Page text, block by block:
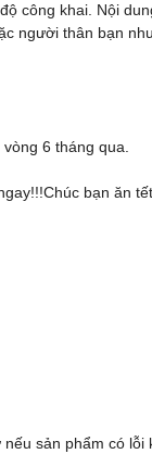
công khai. Nội
người thân bạn
6 tháng qua.
bạn ăn
sản phẩm có lỗi